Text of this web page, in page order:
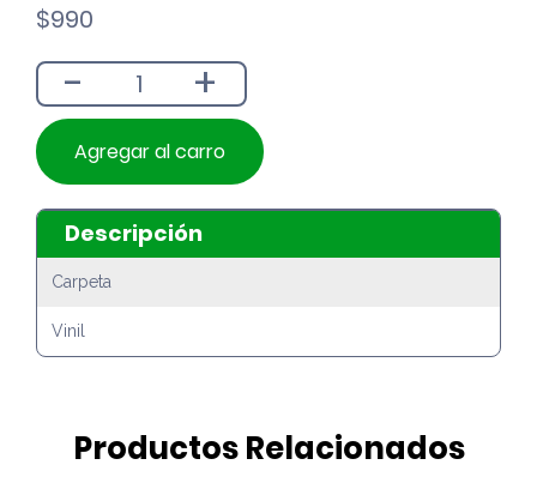
$990
- +
Agregar al carro
Descripción
Carpeta
Vinil
Productos Relacionados